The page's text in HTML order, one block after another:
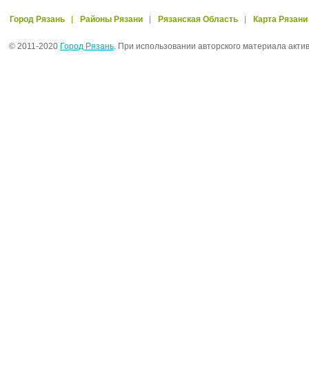
Город Рязань Районы Рязани Рязанская Область Карта Рязани
© 2011-2020 Город Рязань. При использовании авторского материала